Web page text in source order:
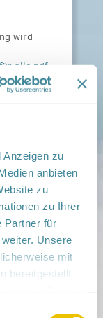
Anzeigen zu
anbieten
zu
zu Ihrer
Partner für
Unsere
mit
bereitgestellt
wird
alle.pdf